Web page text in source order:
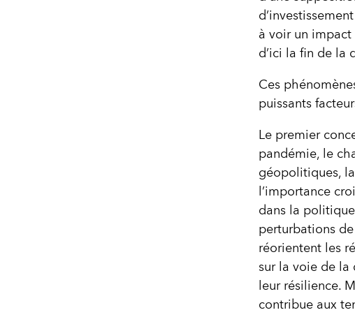
à voir un
d’ici la fin de la
Ces
puissants
Le premier
pandémie, le
géopolitiques,
l’importance
dans la
perturbations
réorientent les
sur la voie de
leur résilience.
contribue aux